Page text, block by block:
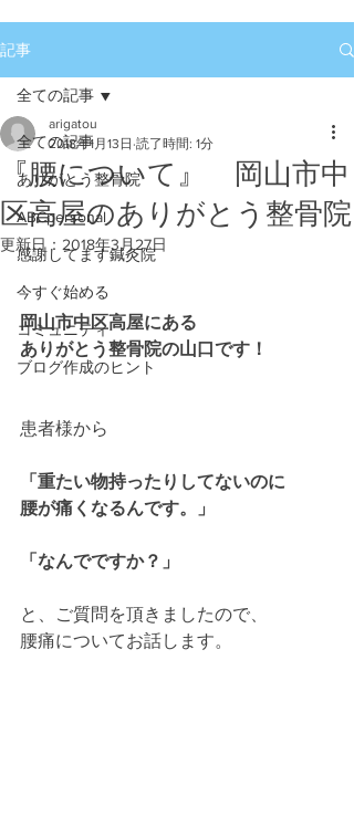
記事
全ての記事
ありがとう整骨院
ABCpersonal
感謝してます鍼灸院
今すぐ始める
コミュニティ
ブログ作成のヒント
全ての記事
『腰について』 岡山市中
区高屋のありがとう整骨院
arigatou
2018年1月13日 読了時間: 1分
更新日： 2018年3月27日
岡山市中区高屋にある
ありがとう整骨院の山口です！
患者様から
「重たい物持ったりしてないのに
腰が痛くなるんです。」
「なんでですか？」
と、ご質問を頂きましたので、
腰痛についてお話します。